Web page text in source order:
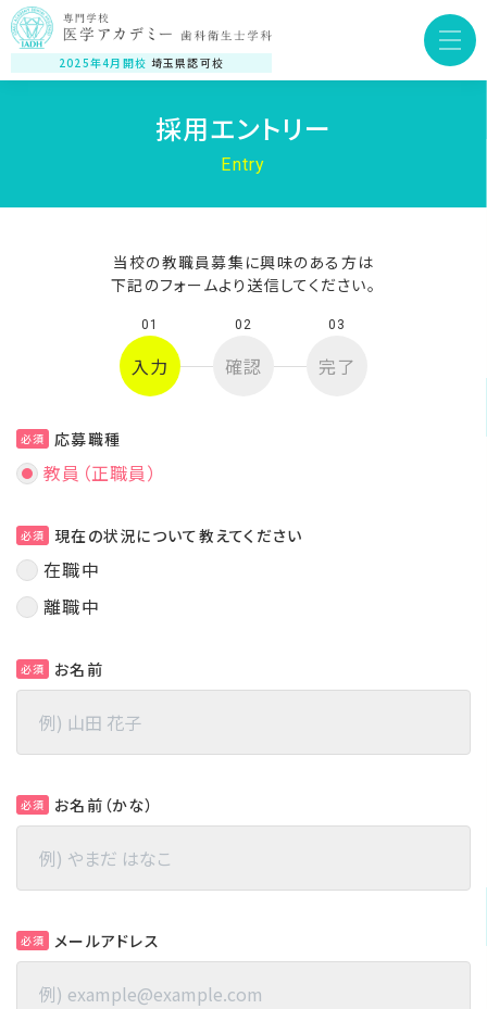
2025年4月開校 埼玉県認可校
採用エントリー
Entry
当校の教職員募集に興味のある方は
下記のフォームより送信してください。
01
入力
02
確認
03
完了
必須 応募職種
教員（正職員）
必須 現在の状況について教えてください
在職中
離職中
必須 お名前
必須 お名前（かな）
必須 メールアドレス